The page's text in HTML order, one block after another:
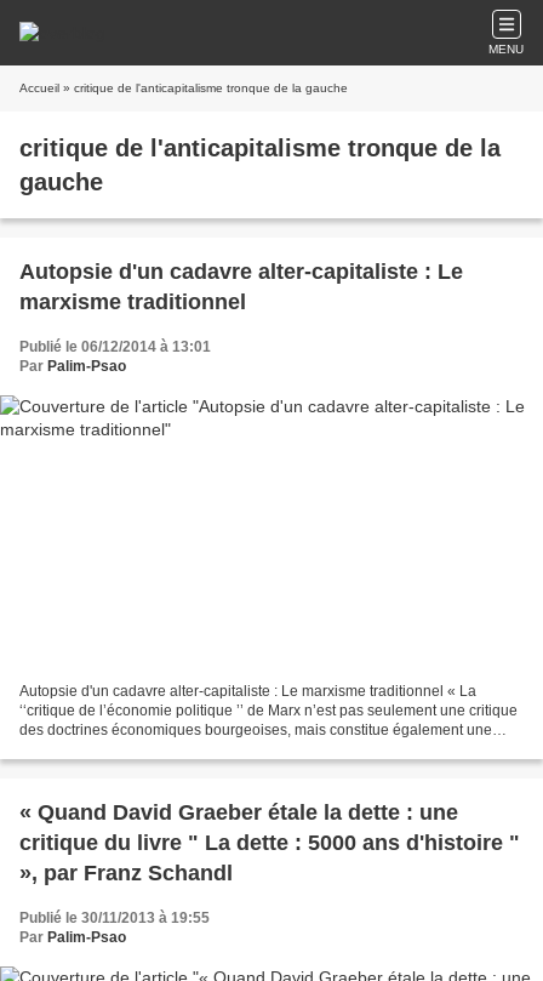
MENU
Accueil » critique de l'anticapitalisme tronque de la gauche
critique de l'anticapitalisme tronque de la
gauche
Autopsie d'un cadavre alter-capitaliste : Le
marxisme traditionnel
Publié le 06/12/2014 à 13:01
Par Palim-Psao
Autopsie d'un cadavre alter-capitaliste : Le marxisme traditionnel « La
‘‘critique de l’économie politique ’’ de Marx n’est pas seulement une critique
des doctrines économiques bourgeoises, mais constitue également une
« Quand David Graeber étale la dette : une
critique du livre " La dette : 5000 ans d'histoire "
», par Franz Schandl
Publié le 30/11/2013 à 19:55
Par Palim-Psao